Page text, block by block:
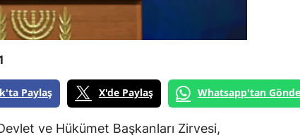
Paylaş X'de Paylaş Whatsapp'tan
ve Hükümet Başkanları Zirvesi,